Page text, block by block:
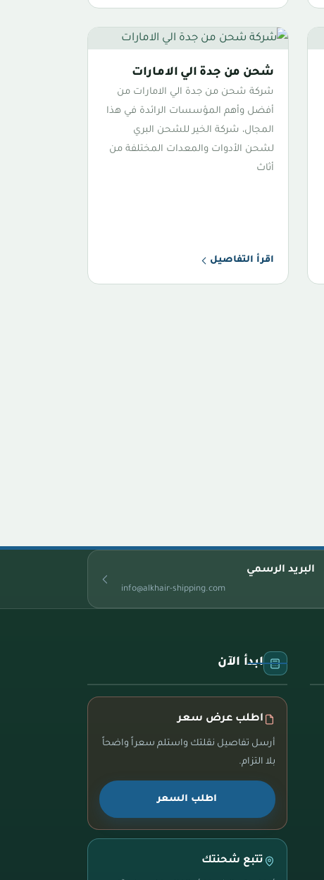
شحن من جدة الي الامارات
شركة شحن من جدة الي الامارات من
أفضل وأهم المؤسسات الرائدة في هذا
المجال، شركة الخير للشحن البري
لشحن الأدوات والمعدات المختلفة من
أثاث
اقرأ التفاصيل
البريد الرسمي
info@alkhair-shipping.com
ابدأ الآن
اطلب عرض سعر
أرسل تفاصيل نقلتك واستلم سعراً واضحاً
بلا التزام.
اطلب السعر
تتبع شحنتك